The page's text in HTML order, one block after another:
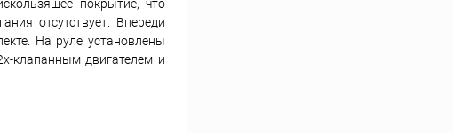
покрытие, что
отсутствует. Впереди
На руле установлены
клапанным двигателем и